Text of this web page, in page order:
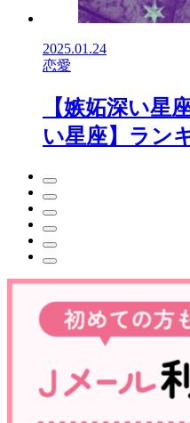
2025.01.24
恋愛
【嫉妬深い星
い星座】ラン